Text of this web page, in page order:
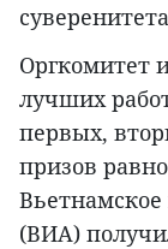
Оргкомитет
лучших
первых,
призов
(ВИА)